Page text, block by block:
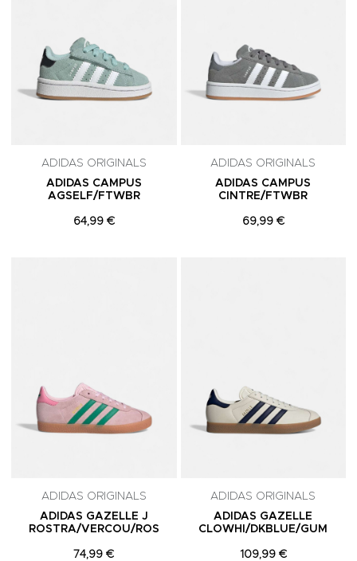
ADIDAS ORIGINALS
ADIDAS CAMPUS
AGSELF/FTWBR
64,99 €
ADIDAS ORIGINALS
ADIDAS CAMPUS
CINTRE/FTWBR
69,99 €
ADIDAS ORIGINALS
ADIDAS GAZELLE J
ROSTRA/VERCOU/ROS
74,99 €
ADIDAS ORIGINALS
ADIDAS GAZELLE
CLOWHI/DKBLUE/GUM
109,99 €